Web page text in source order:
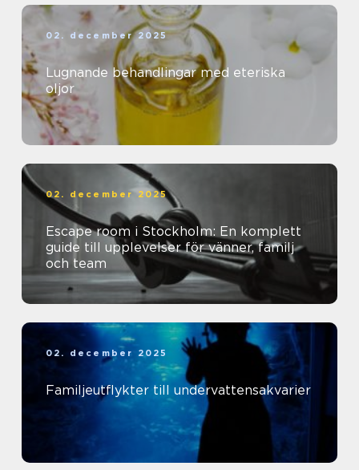
02. december 2025
Lugnande behandlingar med eteriska
oljor
02. december 2025
Escape room i Stockholm: En komplett
guide till upplevelser för vänner, familj
och team
02. december 2025
Familjeutflykter till undervattensakvarier